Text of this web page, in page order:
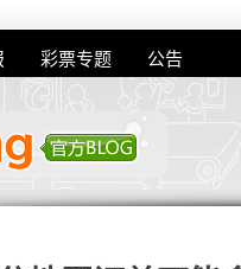
彩票专题 公告